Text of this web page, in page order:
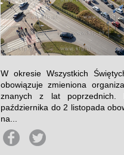
W okresie Wszystkich
obowiązuje zmieniona
znanych z lat poprzednich.
października do 2 listopada
na...